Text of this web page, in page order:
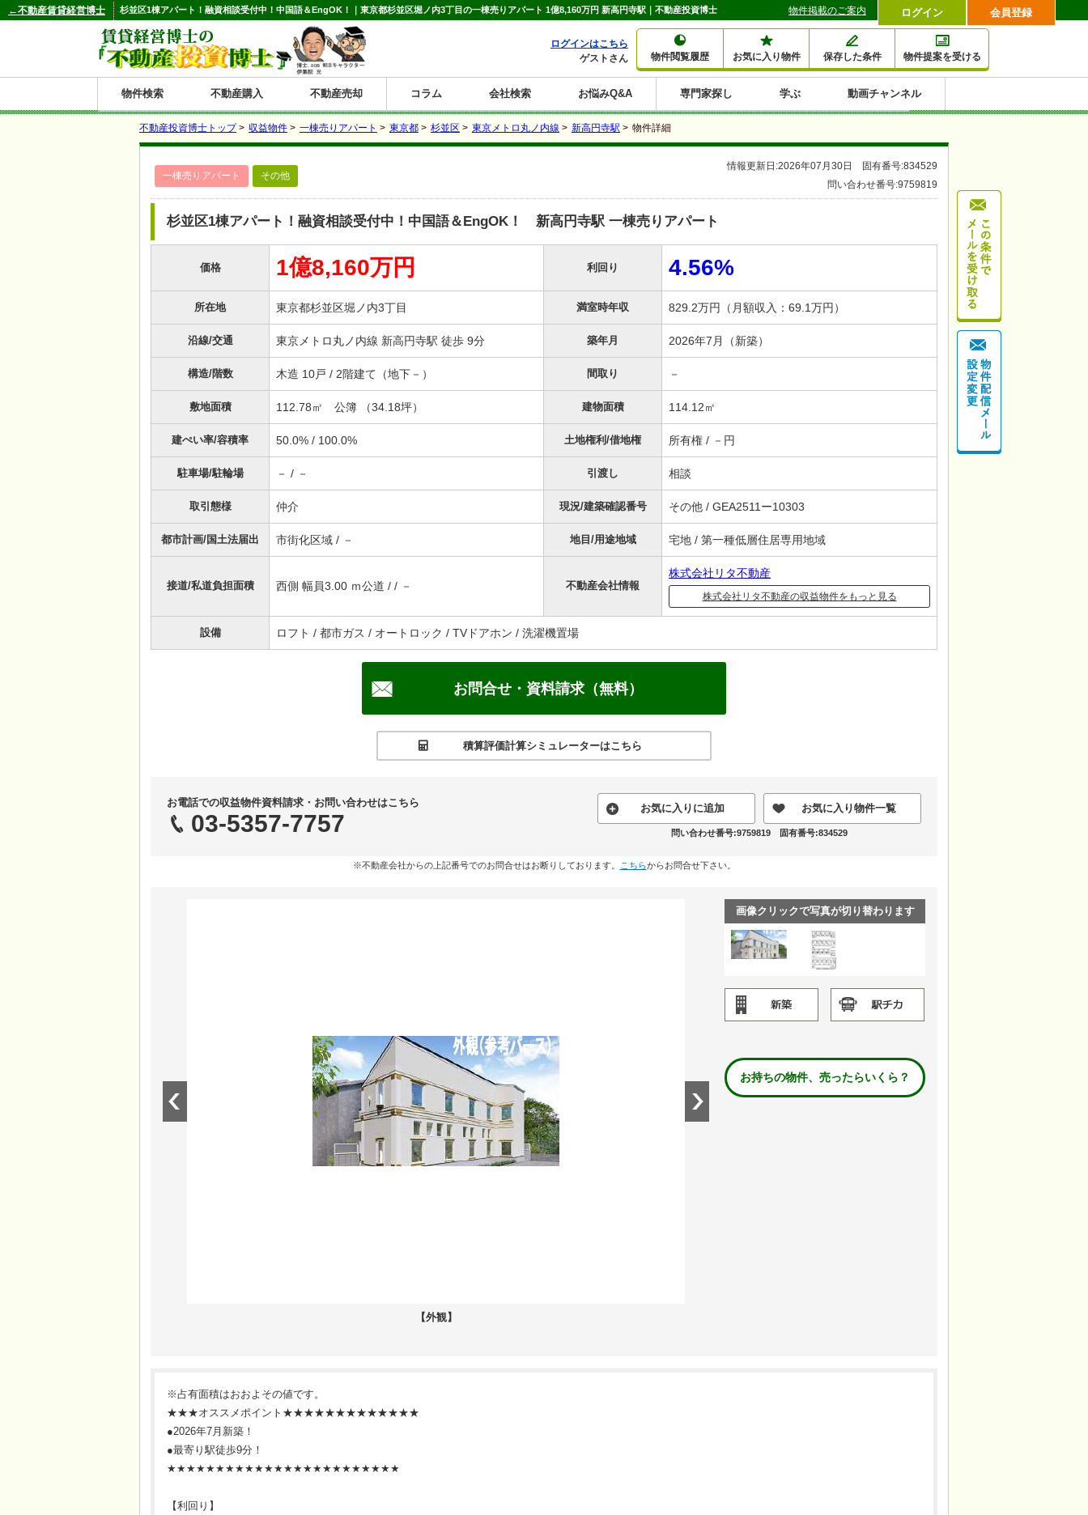
杉並区1棟アパート！融資相談受付中！中国語＆EngOK！｜東京都杉並区堀ノ内3丁目の一棟売りアパート 1億8,160万円 新高円寺駅｜不動産投資博士
物件閲覧履歴 お気に入り物件 保存した条件 物件提案を受ける
ログインはこちら
ゲストさん
物件検索
青森
秋田
岩手
宮城
山形
福島
東京
埼玉
神奈川
千葉
茨城
栃木
群馬
新潟
富山
石川
福井
長野
山梨
静岡
愛知
岐阜
三重
大阪
兵庫
京都
滋賀
奈良
和歌山
鳥取
岡山
島根
広島
山口
香川
徳島
愛媛
高知
福岡
佐賀
長崎
熊本
大分
宮崎
鹿児島
沖縄
不動産購入 不動産売却 コラム
購入コラム
売却コラム
大家さんコラム
賃貸経営コラム
会社検索 お悩みQ&A 専門家探し 学ぶ 動画チャンネル
ログイン 会員登録
物件掲載のご案内
←不動産賃貸経営博士
不動産投資博士トップ> 収益物件 > 一棟売りアパート > 東京都 > 杉並区 > 東京メトロ丸ノ内線 > 新高円寺駅 > 物件詳細
一棟売りアパート その他
情報更新日:2026年07月30日 固有番号:834529
問い合わせ番号:9759819
杉並区1棟アパート！融資相談受付中！中国語＆EngOK！ 新高円寺駅 一棟売りアパート
価格 1億8,160万円 利回り 4.56%
所在地 東京都杉並区堀ノ内3丁目 満室時年収 829.2万円（月額収入：69.1万円）
沿線/交通 東京メトロ丸ノ内線 新高円寺駅 徒歩 9分 築年月 2026年7月（新築）
構造/階数 木造 10戸 / 2階建て（地下－） 間取り －
敷地面積 112.78㎡ 公簿 （34.18坪） 建物面積 114.12㎡
建ぺい率/容積率 50.0% / 100.0% 土地権利/借地権 所有権 / －円
駐車場/駐輪場 － / － 引渡し 相談
取引態様 仲介 現況/建築確認番号 その他 / GEA2511ー10303
都市計画/国土法届出 市街化区域 / － 地目/用途地域 宅地 / 第一種低層住居専用地域
接道/私道負担面積 西側 幅員3.00 ｍ公道 / / － 不動産会社情報
株式会社リタ不動産
株式会社リタ不動産の収益物件をもっと見る
設備 ロフト / 都市ガス / オートロック / TVドアホン / 洗濯機置場
お問合せ・資料請求（無料）
積算評価計算シミュレーターはこちら
お電話での収益物件資料請求・お問い合わせはこちら
03-5357-7757
お気に入りに追加 お気に入り物件一覧
問い合わせ番号:9759819 固有番号:834529
※不動産会社からの上記番号でのお問合せはお断りしております。 こちらからお問合せ下さい。
【外観】
画像クリックで写真が切り替わります
お持ちの物件、売ったらいくら？
※占有面積はおおよその値です。
★★★オススメポイント★★★★★★★★★★★★★
●2026年7月新築！
●最寄り駅徒歩9分！
★★★★★★★★★★★★★★★★★★★★★★★★
【利回り】